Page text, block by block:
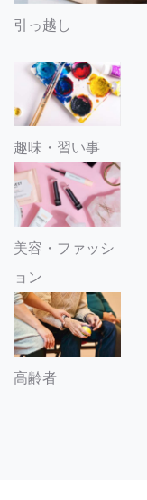
引っ越し
趣味・習い事
美容・ファッシ
ョン
高齢者